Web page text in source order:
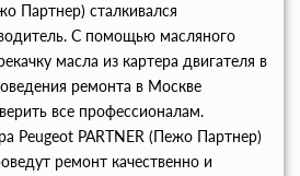
Партнер) сталкивался
С помощью масляного
масла из картера двигателя в
ремонта в Москве
все профессионалам.
Peugeot PARTNER (Пежо Партнер)
ремонт качественно и